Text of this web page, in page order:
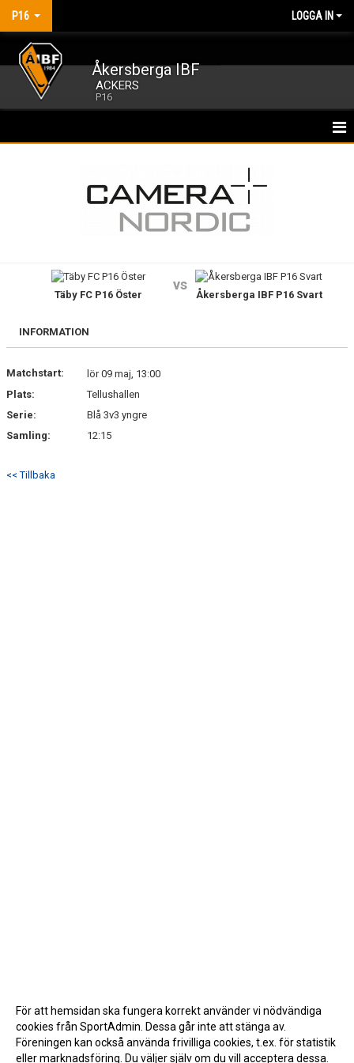
P16 LOGGA IN
Åkersberga IBF
ACKERS
P16
BILDGALLERI
KONTAKT
Täby FC P16 Öster
vs
Åkersberga IBF P16 Svart
INFORMATION
Matchstart:
lör 09 maj, 13:00
Plats:
Tellushallen
Serie:
Blå 3v3 yngre
Samling:
12:15
<< Tillbaka
För att hemsidan ska fungera korrekt använder vi nödvändiga
cookies från SportAdmin. Dessa går inte att stänga av.
Föreningen kan också använda frivilliga cookies, t.ex. för statistik
eller marknadsföring. Du väljer själv om du vill acceptera dessa.